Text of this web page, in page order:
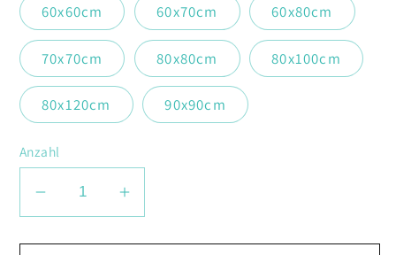
60x60cm 60x70cm 60x80cm
70x70cm 80x80cm 80x100cm
80x120cm 90x90cm
Anzahl
Verringere
Menge
Erhöhe
Menge